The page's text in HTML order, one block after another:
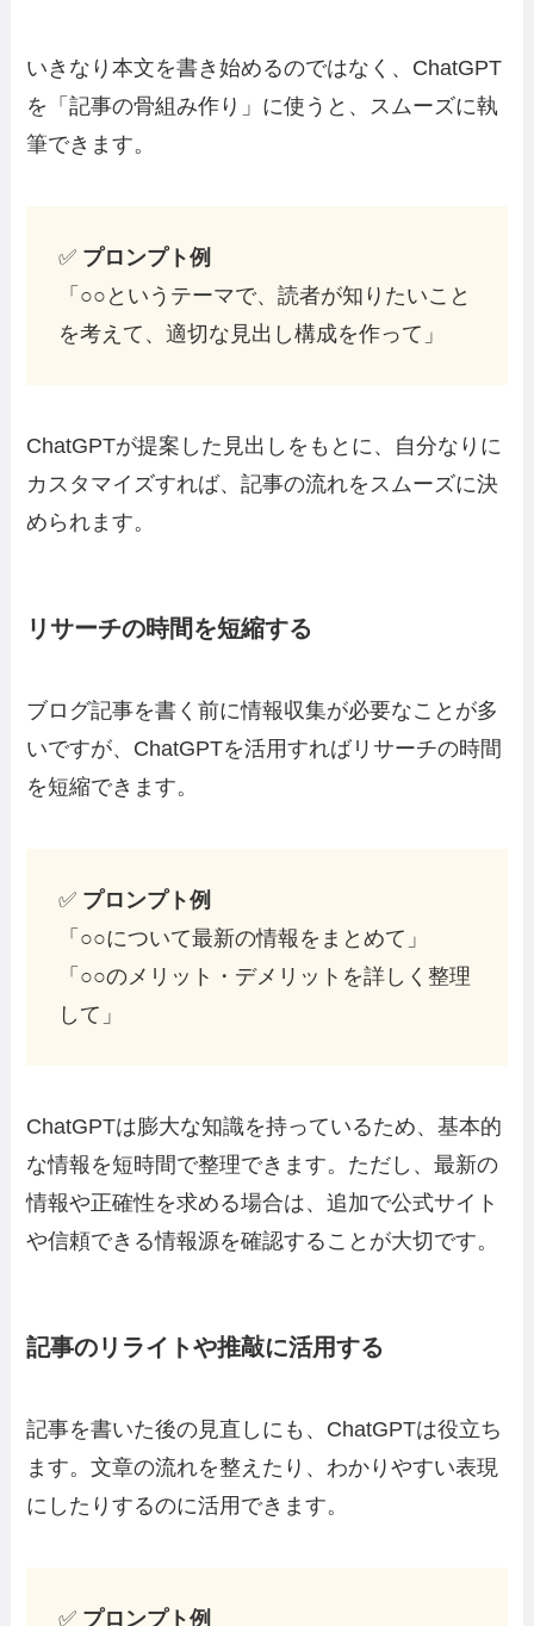
いきなり本文を書き始めるのではなく、ChatGPT
を「記事の骨組み作り」に使うと、スムーズに執
筆できます。
✅ プロンプト例
「○○というテーマで、読者が知りたいこと
を考えて、適切な見出し構成を作って」
ChatGPTが提案した見出しをもとに、自分なりに
カスタマイズすれば、記事の流れをスムーズに決
められます。
リサーチの時間を短縮する
ブログ記事を書く前に情報収集が必要なことが多
いですが、ChatGPTを活用すればリサーチの時間
を短縮できます。
✅ プロンプト例
「○○について最新の情報をまとめて」
「○○のメリット・デメリットを詳しく整理
して」
ChatGPTは膨大な知識を持っているため、基本的
な情報を短時間で整理できます。ただし、最新の
情報や正確性を求める場合は、追加で公式サイト
や信頼できる情報源を確認することが大切です。
記事のリライトや推敲に活用する
記事を書いた後の見直しにも、ChatGPTは役立ち
ます。文章の流れを整えたり、わかりやすい表現
にしたりするのに活用できます。
✅ プロンプト例